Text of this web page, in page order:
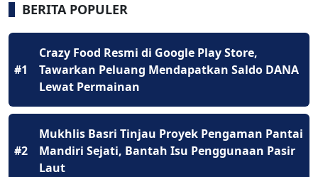
BERITA POPULER
#1
Crazy Food Resmi di Google Play Store,
Tawarkan Peluang Mendapatkan Saldo DANA
Lewat Permainan
#2
Mukhlis Basri Tinjau Proyek Pengaman Pantai
Mandiri Sejati, Bantah Isu Penggunaan Pasir
Laut